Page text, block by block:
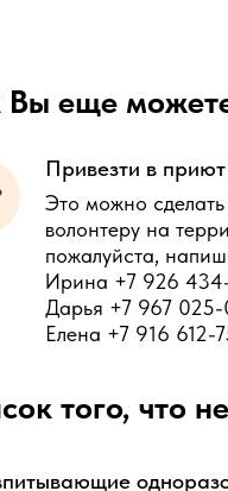
Вы еще
Привезти в
Это можно
волонтеру на
пожалуйста,
Ирина +7 926
Дарья +7 967
Елена +7 916 612-
того, что